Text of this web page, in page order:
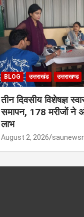
BLOG उत्तराखंड उत्तराखण्ड
तीन दिवसीय विशेषज्ञ
समापन, 178 मरीजों ने
लाभ
August 2, 2026